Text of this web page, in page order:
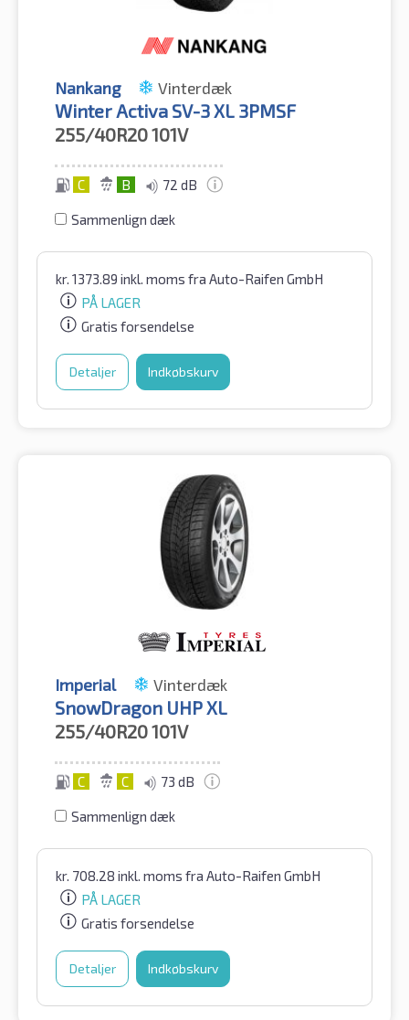
Nankang Vinterdæk
Winter Activa SV-3 XL 3PMSF
255/40R20101V
C B 72 dB
Sammenlign dæk
kr. 1373.89 inkl. moms fra Auto-Raifen GmbH
PÅ LAGER
Gratis forsendelse
Detaljer Indkøbskurv
Imperial Vinterdæk
SnowDragon UHP XL
255/40R20101V
C C 73 dB
Sammenlign dæk
kr. 708.28 inkl. moms fra Auto-Raifen GmbH
PÅ LAGER
Gratis forsendelse
Detaljer Indkøbskurv